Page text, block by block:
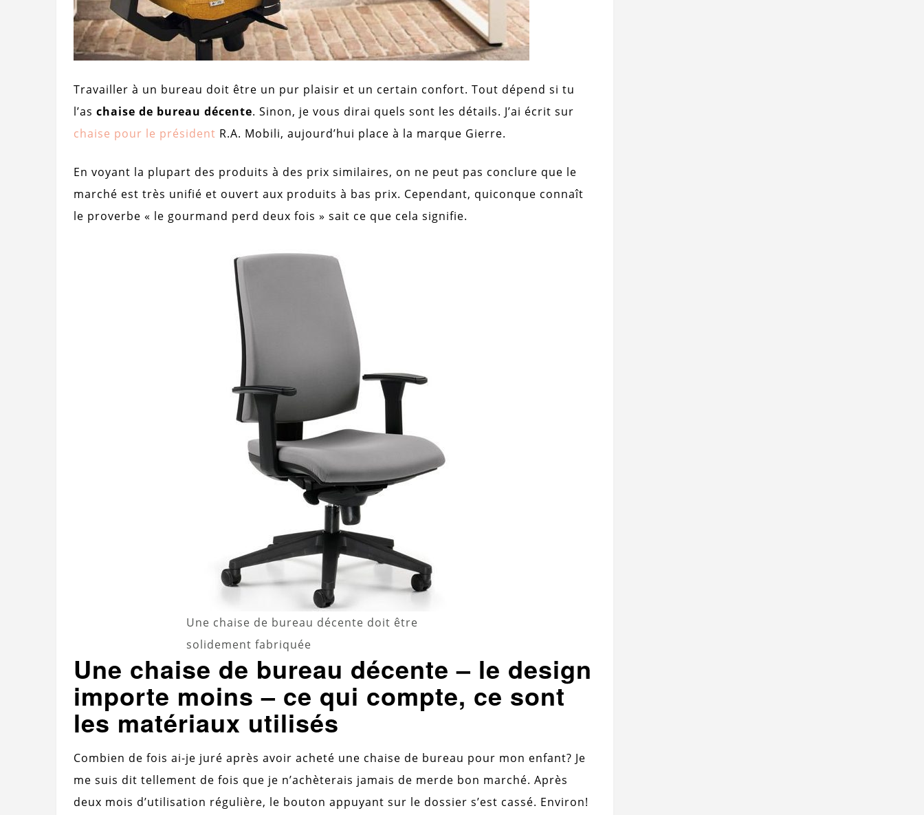
Travailler à un bureau doit être un pur plaisir et un certain confort. Tout dépend si tu
l’as chaise de bureau décente. Sinon, je vous dirai quels sont les détails. J’ai écrit sur
chaise pour le président R.A. Mobili, aujourd’hui place à la marque Gierre.
En voyant la plupart des produits à des prix similaires, on ne peut pas conclure que le
marché est très unifié et ouvert aux produits à bas prix. Cependant, quiconque connaît
le proverbe « le gourmand perd deux fois » sait ce que cela signifie.
Une chaise de bureau décente doit être
solidement fabriquée
Une chaise de bureau décente – le design
importe moins – ce qui compte, ce sont
les matériaux utilisés
Combien de fois ai-je juré après avoir acheté une chaise de bureau pour mon enfant? Je
me suis dit tellement de fois que je n’achèterais jamais de merde bon marché. Après
deux mois d’utilisation régulière, le bouton appuyant sur le dossier s’est cassé. Environ!